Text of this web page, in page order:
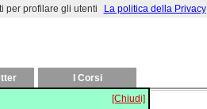
I Corsi
[Chiudi]
per profilare gli utenti La politica della Privacy